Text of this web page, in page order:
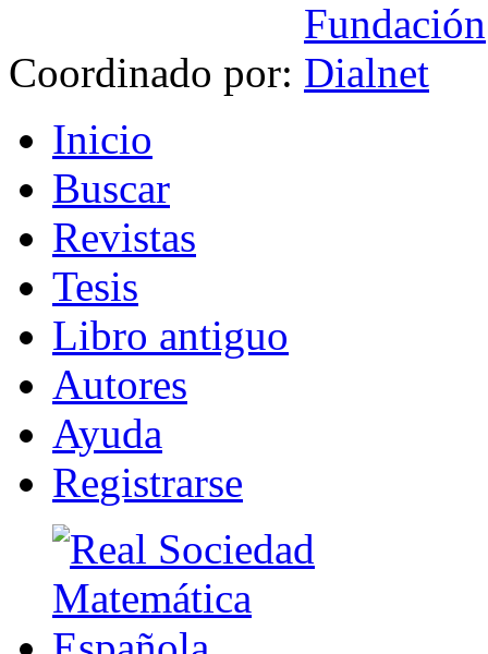
Coordinado por:
Inicio
Buscar
Revistas
Tesis
Libro antiguo
Autores
Ayuda
Registrarse